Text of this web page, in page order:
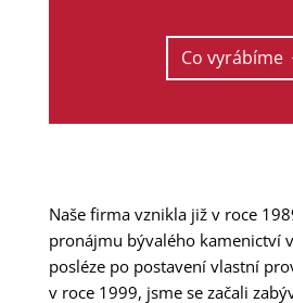
Co vyrábíme
Naše firma vznikla již v roce
pronájmu bývalého kamenictví
posléze po postavení vlastní
v roce 1999, jsme se začali